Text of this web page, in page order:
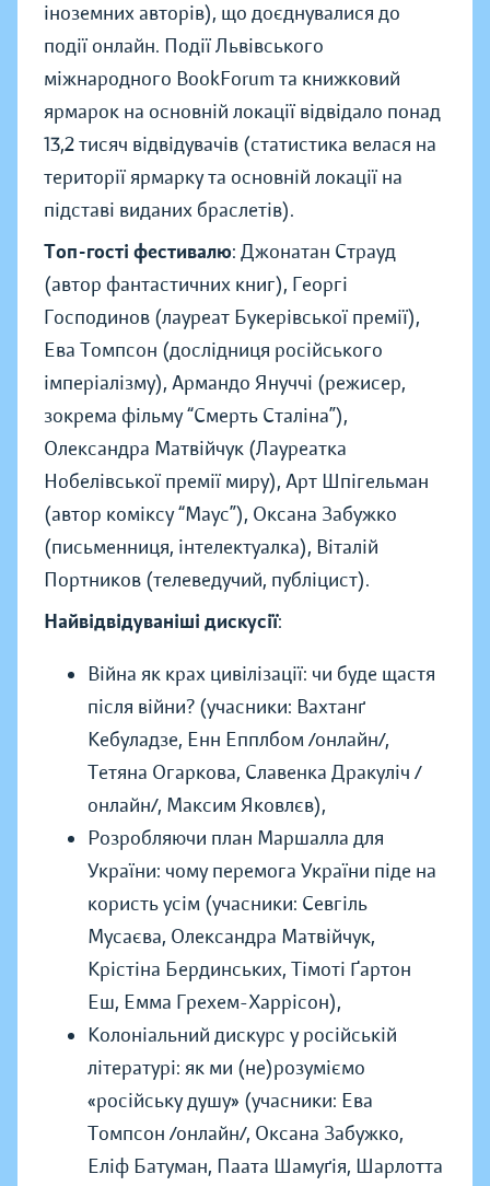
іноземних авторів), що доєднувалися до
події онлайн. Події Львівського
міжнародного BookForum та книжковий
ярмарок на основній локації відвідало понад
13,2 тисяч відвідувачів (статистика велася на
території ярмарку та основній локації на
підставі виданих браслетів).
Топ-гості фестивалю: Джонатан Страуд
(автор фантастичних книг), Георгі
Господинов (лауреат Букерівської премії),
Ева Томпсон (дослідниця російського
імперіалізму), Армандо Януччі (режисер,
зокрема фільму “Смерть Сталіна”),
Олександра Матвійчук (Лауреатка
Нобелівської премії миру), Арт Шпігельман
(автор коміксу “Маус”), Оксана Забужко
(письменниця, інтелектуалка), Віталій
Портников (телеведучий, публіцист).
Найвідвідуваніші дискусії:
Війна як крах цивілізації: чи буде щастя
після війни? (учасники: Вахтанґ
Кебуладзе, Енн Епплбом /онлайн/,
Тетяна Огаркова, Славенка Дракуліч /
онлайн/, Максим Яковлєв),
Розробляючи план Маршалла для
України: чому перемога України піде на
користь усім (учасники: Севгіль
Мусаєва, Олександра Матвійчук,
Крістіна Бердинських, Тімоті Ґартон
Еш, Емма Грехем-Харрісон),
Колоніальний дискурс у російській
літературі: як ми (не)розуміємо
«російську душу» (учасники: Ева
Томпсон /онлайн/, Оксана Забужко,
Еліф Батуман, Паата Шамуґія, Шарлотта